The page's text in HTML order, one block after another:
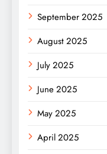
September 2025
August 2025
July 2025
June 2025
May 2025
April 2025